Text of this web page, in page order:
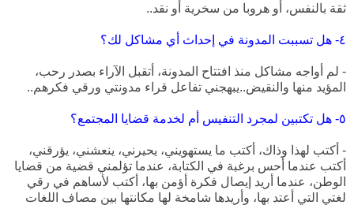
ثقة بالنفس، أو هروبا من سخرية أو نقد..
٤- هل تسببت المدونة في إحداث أي مشاكل لك؟
- لم أواجه مشاكل منذ افتتاح المدونة، أتقبل الآراء بصدر رحب،
المؤيد منها و النقيض..يبهجني تفاعل قراء مدونتي ورقي فكرهم..
٥- هل تكتبين لمجرد التنفيس أم لخدمة قضايا المجتمع؟
- أكتب لهذا وذاك، أكتب ما يستهويني، يحيرني، ينعشني، يؤرقني،
أكتب عندما أحس برغبة في الكتابة، عندما تؤلمني قضية من قضايا
الوطن، عندما أريد إيصال فكرة أؤمن بها، أكتب لأساهم في رقي
لغتي التي أعتد بها، وأريدها شامخة لها مكانتها بين مصاف اللغات